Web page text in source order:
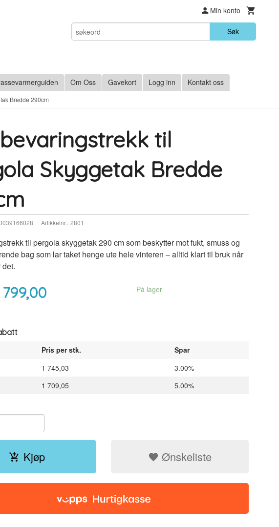
Min konto
Søk
Om Oss Gavekort Logg inn Kontakt oss
Bredde 290cm
til
Skyggetak Bredde
Artikkelnr.: 2801
til pergola skyggetak 290 cm som beskytter mot fukt, smuss og
bag som lar taket henge ute hele vinteren – alltid klart til bruk når
799,00 På lager
Pris per stk.
Spar
1 745,03
3.00%
1 709,05 5.00%
Kjøp Ønskeliste